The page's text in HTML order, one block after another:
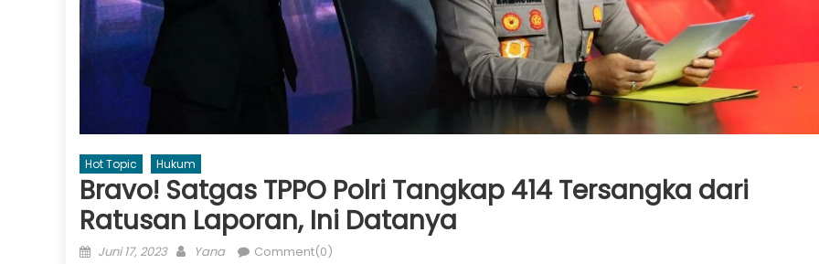
Hot Topic Hukum
Bravo! Satgas TPPO Polri Tangkap 414 Tersangka dari
Ratusan Laporan, Ini Datanya
Posted
Juni 17, 2023 Author
Yana Comment(0)